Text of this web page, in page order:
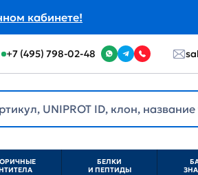
кабинете!
+7 (495) 798-02-48
БЕЛКИ
И ПЕПТИДЫ